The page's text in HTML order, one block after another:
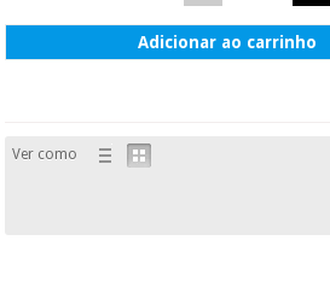
Adicionar ao carrinho
Ver como